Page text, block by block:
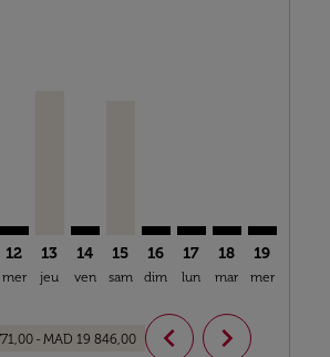
view-offers-disclaimer. Trouver des
10/08/2026 – 18/08/2026: À Partir De
12
mer
13
jeu
14
ven
15
sam
16
dim
17
lun
18
mar
19
mer
-MAD 19 846,00 chevron_left chevron_right